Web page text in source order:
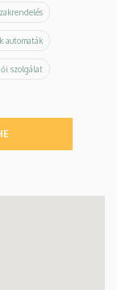
automaták
szolgálat